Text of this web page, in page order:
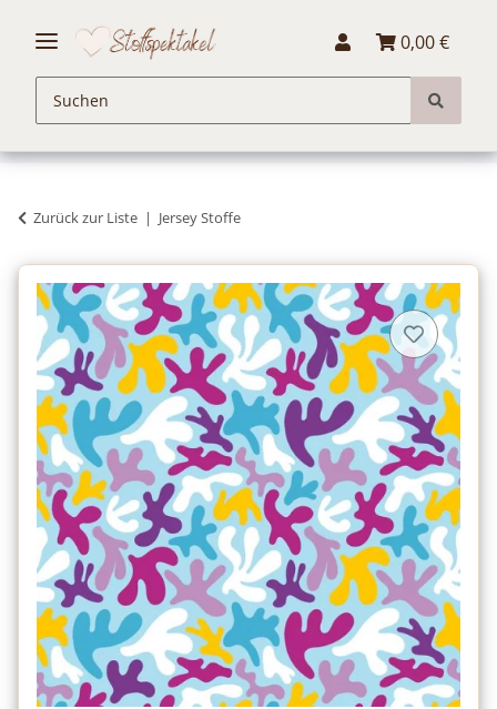
0,00 €
Zurück zur Liste Jersey Stoffe